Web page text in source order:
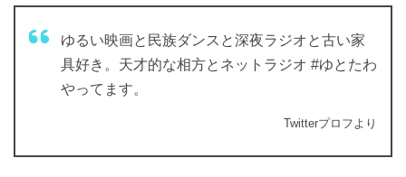
ゆるい映画と民族ダンスと深夜ラジオと古い家
具好き。天才的な相方とネットラジオ #ゆとたわ
やってます。
Twitterプロフより